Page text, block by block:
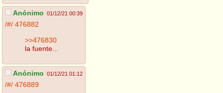
Anónimo 01/12/21 00:39
/#/ 476882
>>476830
la fuente...
Anónimo 01/12/21 01:12
/#/ 476889